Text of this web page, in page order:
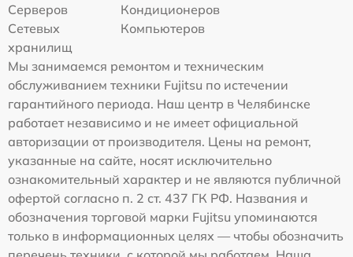
Серверов
Кондиционеров
Сетевых
хранилищ
Компьютеров
Мы занимаемся ремонтом и техническим
обслуживанием техники Fujitsu по истечении
гарантийного периода. Наш центр в Челябинске
работает независимо и не имеет официальной
авторизации от производителя. Цены на ремонт,
указанные на сайте, носят исключительно
ознакомительный характер и не являются публичной
офертой согласно п. 2 ст. 437 ГК РФ. Названия и
обозначения торговой марки Fujitsu упоминаются
только в информационных целях — чтобы обозначить